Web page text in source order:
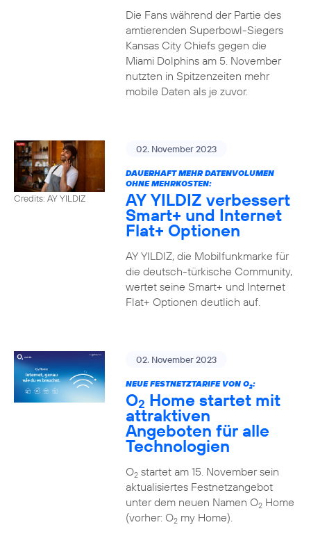
Die Fans während der Partie des
amtierenden Superbowl-Siegers
Kansas City Chiefs gegen die
Miami Dolphins am 5. November
nutzten in Spitzenzeiten mehr
mobile Daten als je zuvor.
Credits: AY YILDIZ
02. November 2023
DAUERHAFT MEHR DATENVOLUMEN
OHNE MEHRKOSTEN:
AY YILDIZ verbessert
Smart+ und Internet
Flat+ Optionen
AY YILDIZ, die Mobilfunkmarke für
die deutsch-türkische Community,
wertet seine Smart+ und Internet
Flat+ Optionen deutlich auf.
02. November 2023
NEUE FESTNETZTARIFE VON O2:
O2 Home startet mit
attraktiven
Angeboten für alle
Technologien
O2startet am 15. November sein
aktualisiertes Festnetzangebot
unter dem neuen Namen O2Home
(vorher: O2my Home).